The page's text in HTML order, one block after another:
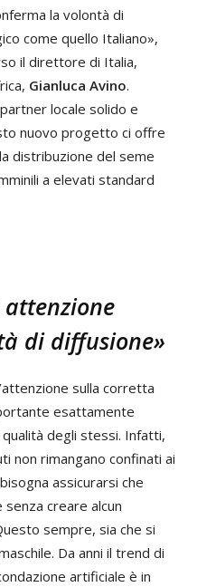
la volontà di
come quello Italiano»,
il direttore di Italia,
Gianluca Avino.
locale solido e
nuovo progetto ci offre
distribuzione del seme
a elevati standard
attenzione
di diffusione»
sulla corretta
esattamente
degli stessi. Infatti,
non rimangano confinati ai
assicurarsi che
creare alcun
sempre, sia che si
Da anni il trend di
artificiale è in